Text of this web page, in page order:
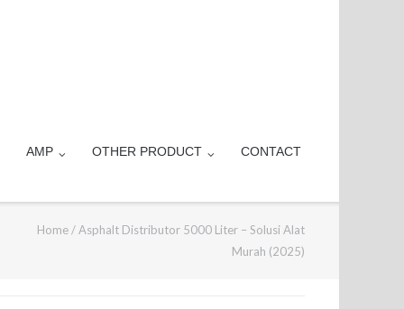
AMP OTHER PRODUCT CONTACT
Home / Asphalt Distributor 5000 Liter – Solusi Alat
Murah (2025)